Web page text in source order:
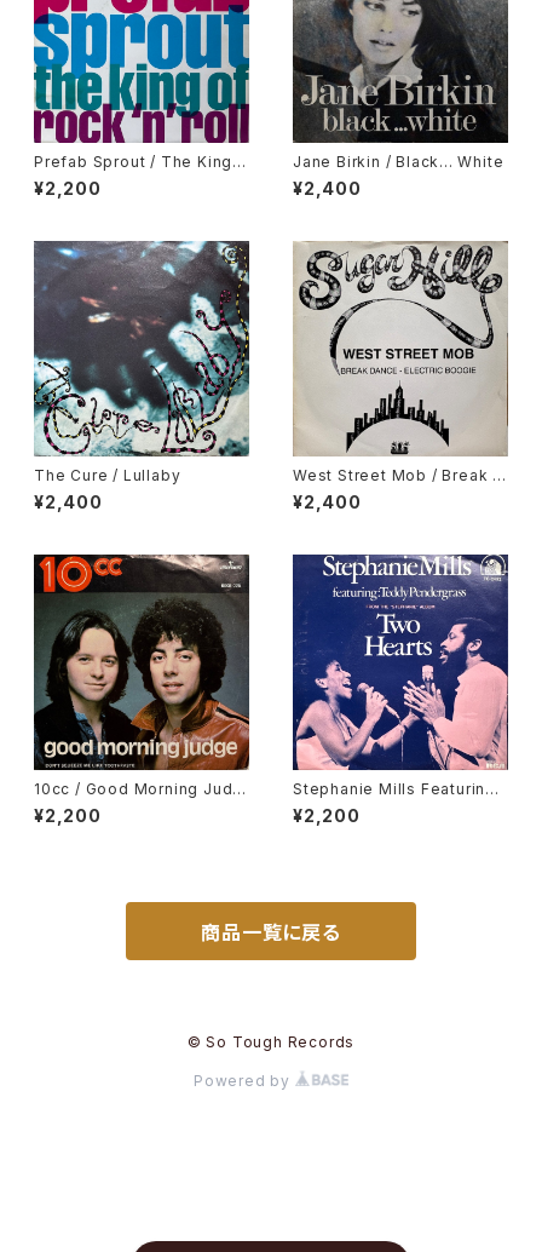
Prefab Sprout / The King
Of Rock 'N' Roll
¥2,200
Jane Birkin / Black... White
¥2,400
The Cure / Lullaby
¥2,400
West Street Mob / Break D
ance - Electric Boogie
¥2,400
10cc / Good Morning Judg
e
¥2,200
Stephanie Mills Featuring
Teddy Pendergrass / Two
Hearts
¥2,200
商品一覧に戻る
© So Tough Records
Powered by